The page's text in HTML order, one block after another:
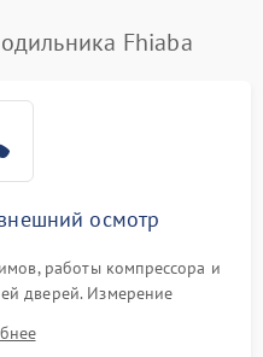
₽ Подробнее →
₽ Подробнее →
₽
Fhiaba
осмотр
работы компрессора и
дверей. Измерение
проверка термостата и
электронного дисплея.